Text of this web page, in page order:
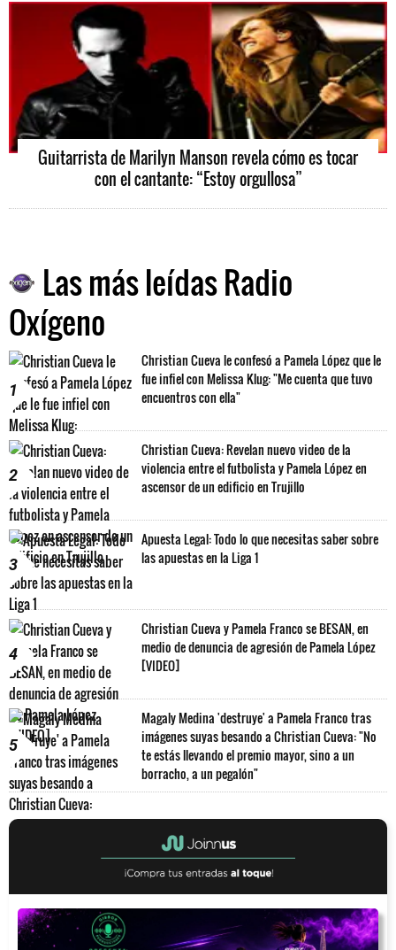
Guitarrista de Marilyn Manson revela cómo es tocar
con el cantante: “Estoy orgullosa”
Las más leídas Radio
Oxígeno
1
Christian Cueva le confesó a Pamela López que le
fue infiel con Melissa Klug: "Me cuenta que tuvo
encuentros con ella"
2
Christian Cueva: Revelan nuevo video de la
violencia entre el futbolista y Pamela López en
ascensor de un edificio en Trujillo
3
Apuesta Legal: Todo lo que necesitas saber sobre
las apuestas en la Liga 1
4
Christian Cueva y Pamela Franco se BESAN, en
medio de denuncia de agresión de Pamela López
[VIDEO]
5
Magaly Medina 'destruye' a Pamela Franco tras
imágenes suyas besando a Christian Cueva: "No
te estás llevando el premio mayor, sino a un
borracho, a un pegalón"